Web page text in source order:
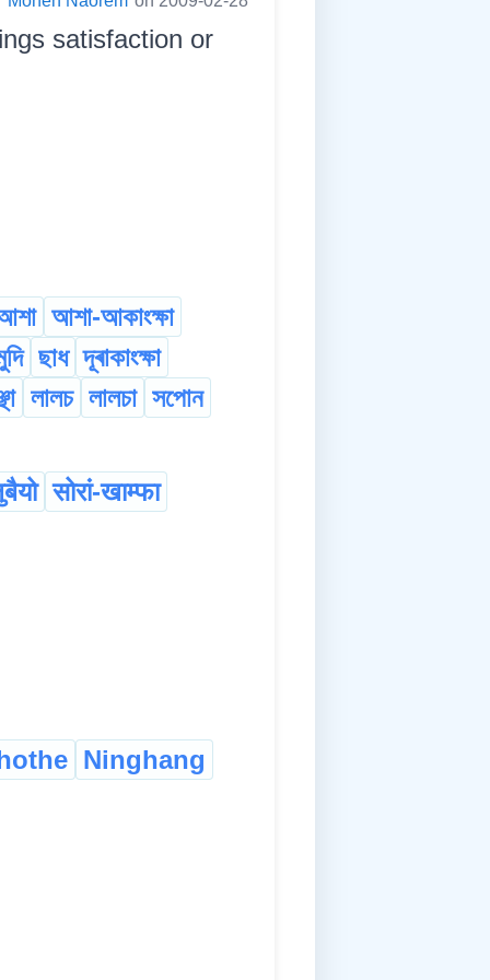
satisfaction or
আশা-আকাংক্ষা
ছাধ দূৰাকাংক্ষা
লালচ লালচা সপোন
सोरां-खाम्फा
Ninghang